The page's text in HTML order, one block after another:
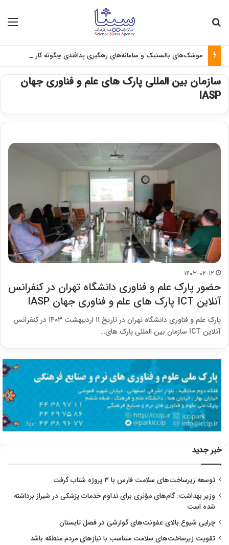
سازمان بین المللی پارک های علم و فناوری جهان
IASP
۱۴۰۳-۰۲-۱۲
حضور پارک علم و فناوری دانشگاه تهران در کنفرانس
آنلاین ICT پارک های علم و فناوری جهان IASP
پارک علم و فناوری دانشگاه تهران در تاریخ ۱۱ اردیبهشت ۱۴۰۳ در کنفرانس
آنلاین ICT سازمان بین المللی پارک های…
خبر جدید
توسعه زیرساخت‌های سلامت فارس با ۳ پروژه شتاب گرفت
وزیر بهداشت: گام‌های مؤثری برای تداوم خدمات پزشکی در شیراز برداشته
شده است
چرایی شیوع بالای عفونت‌های گوارشی در فصل تابستان
تقویت زیرساخت‌های سلامت متناسب با نیازهای مردم منطقه باشد